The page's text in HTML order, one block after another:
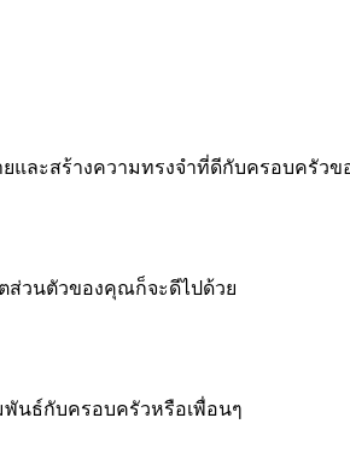
และสร้างความทรงจำที่ดีกับครอบครัว
ส่วนตัวของคุณก็จะดีไปด้วย
พันธ์กับครอบครัวหรือเพื่อนๆ